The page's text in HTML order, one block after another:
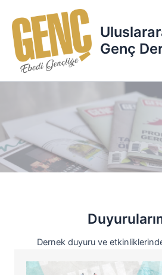
atla
Genç
Dernek duyuru ve